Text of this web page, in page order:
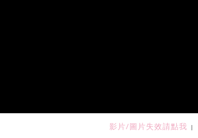
影片/圖片失效請點我 |